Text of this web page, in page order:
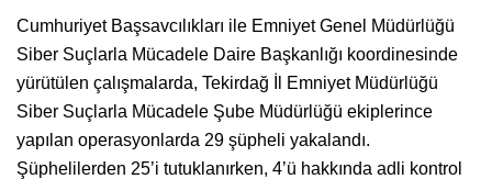
Cumhuriyet Başsavcılıkları ile Emniyet Genel Müdürlüğü
Siber Suçlarla Mücadele Daire Başkanlığı koordinesinde
yürütülen çalışmalarda, Tekirdağ İl Emniyet Müdürlüğü
Siber Suçlarla Mücadele Şube Müdürlüğü ekiplerince
yapılan operasyonlarda 29 şüpheli yakalandı.
Şüphelilerden 25’i tutuklanırken, 4’ü hakkında adli kontrol